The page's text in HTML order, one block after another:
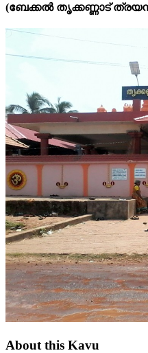
(ബേക്കല്‍ തൃക്കണ്ണാട്
About this Kavu